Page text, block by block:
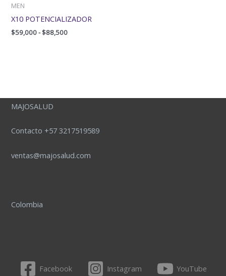
MEN
X10 POTENCIALIZADOR
$59,000-$88,500
MAJOSALUD
Contacto +57 3217519589
ventas@majosalud.com
Colombia
Facebook Instagram YouTube